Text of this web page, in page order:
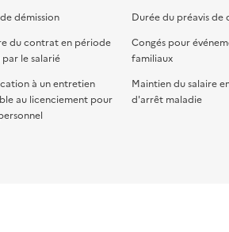
démission
du contrat en période
par le salarié
à un entretien
au licenciement pour
Durée du préavis de
Congés pour
familiaux
Maintien du salaire
d'arrêt maladie